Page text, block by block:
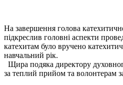
На завершення голова
підкреслив головні аспекти
катехитам було вручено
навчальний рік.
Щира подяка директору
за теплий прийом та волонтерам